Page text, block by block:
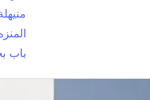
باب